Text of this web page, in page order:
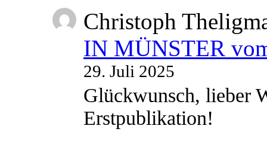
Christoph
IN MÜNSTER
29. Juli 2025
Glückwunsch, lieber
Erstpublikation!